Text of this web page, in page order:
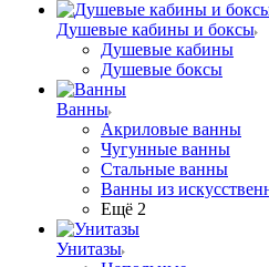
Душевые кабины и боксы
Душевые кабины
Душевые боксы
Ванны
Акриловые ванны
Чугунные ванны
Стальные ванны
Ванны из
Ещё 2
Унитазы